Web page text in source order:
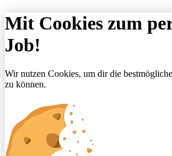
Mit Cookies zum
Job!
Wir nutzen Cookies, um dir die
zu können.